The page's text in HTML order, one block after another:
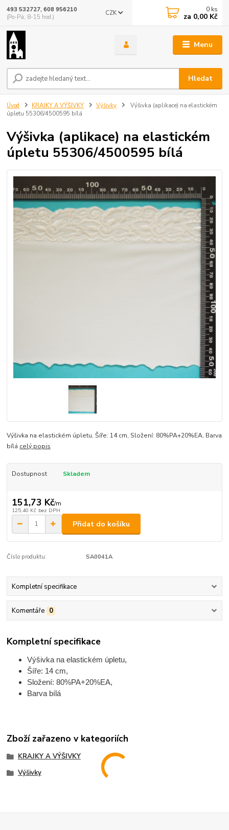
Menu
CZK
Hledat
493 532727, 608 956210
(Po-Pá, 8-15 hod.)
0 ks
za 0,00 Kč
Úvod KRAJKY A VÝŠIVKY Výšivky
Výšivka (aplikace) na elastickém
úpletu 55306/4500595 bílá
Výšivka (aplikace) na elastickém
úpletu 55306/4500595 bílá
Výšivka na elastickém úpletu, Šíře: 14 cm, Složení: 80%PA+20%EA, Barva
bílá celý popis
Dostupnost Skladem
151,73 Kč/m
125,40 Kč bez DPH
Přidat do košíku
Číslo produktu: SA0041A
Kompletní specifikace
Komentáře 0
Kompletní specifikace
Výšivka na elastickém úpletu,
Šíře: 14 cm,
Složení: 80%PA+20%EA,
Barva bílá
Zboží zařazeno v kategoriích
KRAJKY A VÝŠIVKY
Výšivky